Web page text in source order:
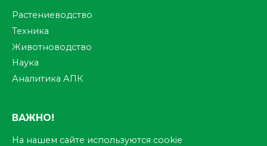
Растениеводство
Техника
Животноводство
Наука
Аналитика АПК
ВАЖНО!
На нашем сайте используются cookie